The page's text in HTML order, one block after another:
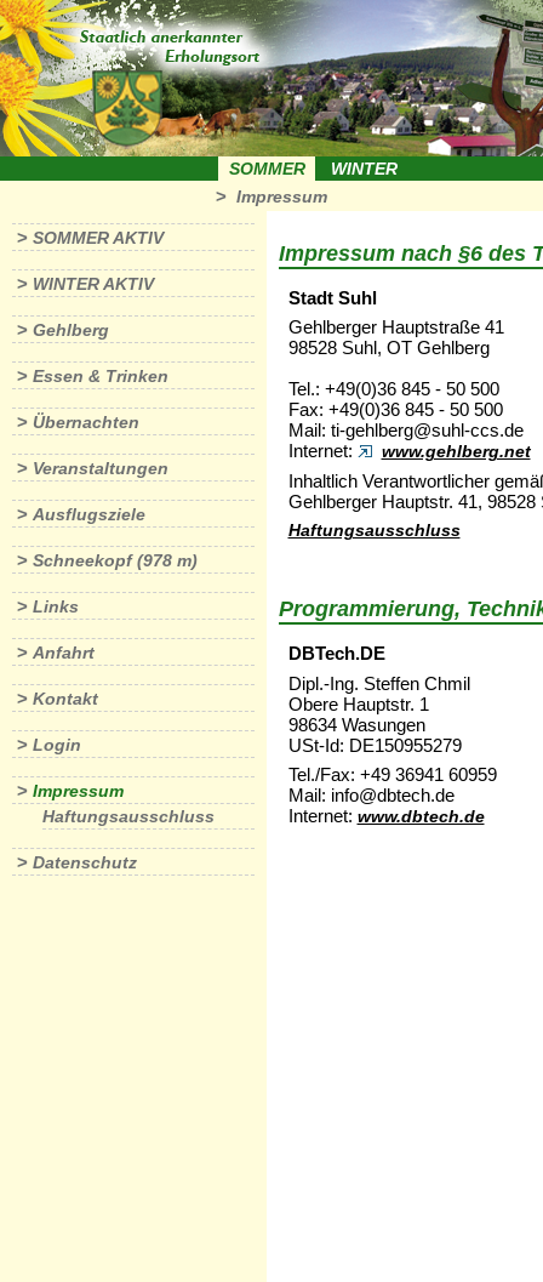
SOMMER WINTER
> Impressum
> SOMMER AKTIV
> WINTER AKTIV
> Gehlberg
> Essen & Trinken
> Übernachten
> Veranstaltungen
> Ausflugsziele
> Schneekopf (978 m)
> Links
> Anfahrt
> Kontakt
> Login
> Impressum
Haftungsausschluss
> Datenschutz
Impressum nach §6 des
Stadt Suhl
Gehlberger Hauptstraße 41
98528 Suhl, OT Gehlberg
Tel.: +49(0)36 845 - 50 500
Fax: +49(0)36 845 - 50 500
Mail: ti-gehlberg@suhl-ccs.de
Internet:
www.gehlberg.net
Inhaltlich Verantwortlicher
Gehlberger Hauptstr. 41, 98528
Haftungsausschluss
Programmierung,
DBTech.DE
Dipl.-Ing. Steffen Chmil
Obere Hauptstr. 1
98634 Wasungen
USt-Id: DE150955279
Tel./Fax: +49 36941 60959
Mail: info@dbtech.de
Internet: www.dbtech.de